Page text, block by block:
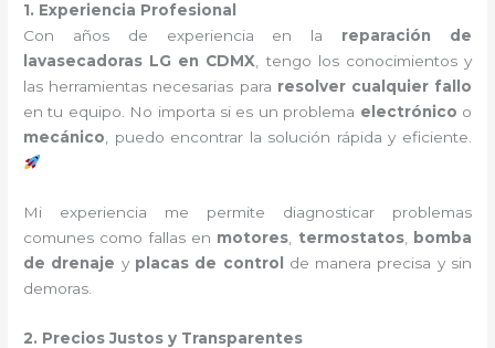
1. Experiencia Profesional
Con años de experiencia en la reparación de
lavasecadoras LG en CDMX , tengo los conocimientos y
las herramientas necesarias para resolver cualquier fallo
en tu equipo. No importa si es un problema electrónico o
mecánico , puedo encontrar la solución rápida y eficiente.
Mi experiencia me permite diagnosticar problemas
comunes como fallas en motores termostatos,
bomba
de drenaje y placas de control
de manera precisa y sin
demoras.
2. Precios Justos y Transparentes